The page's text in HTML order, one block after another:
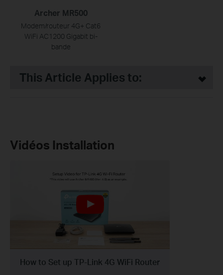
Archer MR500
Modem/routeur 4G+ Cat6
WiFi AC1200 Gigabit bi-
bande
This Article Applies to:
Vidéos Installation
How to Set up TP-Link 4G WiFi Router